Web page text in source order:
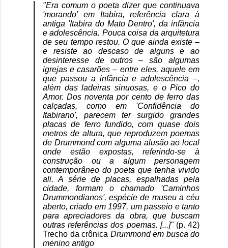
"Era comum o poeta dizer que continuava
'morando' em Itabira, referência clara à
antiga 'Itabira do Mato Dentro', da infância
e adolescência. Pouca coisa da arquitetura
de seu tempo restou. O que ainda existe –
e resiste ao descaso de alguns e ao
desinteresse de outros – são algumas
igrejas e casarões – entre eles, aquele em
que passou a infância e adolescência –,
além das ladeiras sinuosas, e o Pico do
Amor. Dos noventa por cento de ferro das
calçadas, como em 'Confidência do
Itabirano', parecem ter surgido grandes
placas de ferro fundido, com quase dois
metros de altura, que reproduzem poemas
de Drummond com alguma alusão ao local
onde estão expostas, referindo-se à
construção ou a algum personagem
contemporâneo do poeta que tenha vivido
ali. A série de placas, espalhadas pela
cidade, formam o chamado 'Caminhos
Drummondianos', espécie de museu a céu
aberto, criado em 1997, um passeio e tanto
para apreciadores da obra, que buscam
outras referências dos poemas. [...]"(p. 42)
Trecho da crônica Drummond em busca do
menino antigo